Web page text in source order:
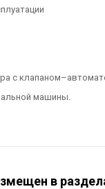
c
машины.
в